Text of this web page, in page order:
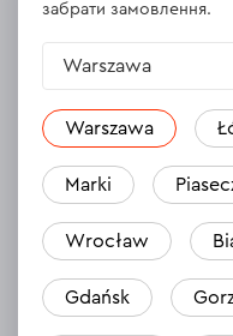
Dnipro-M LB-5
Bardzo wygodne i
stosunek ceny do
dużym zakresem
забрати замовлення.
Warszawa
Warszawa
Marki
Wrocław
Gdańsk